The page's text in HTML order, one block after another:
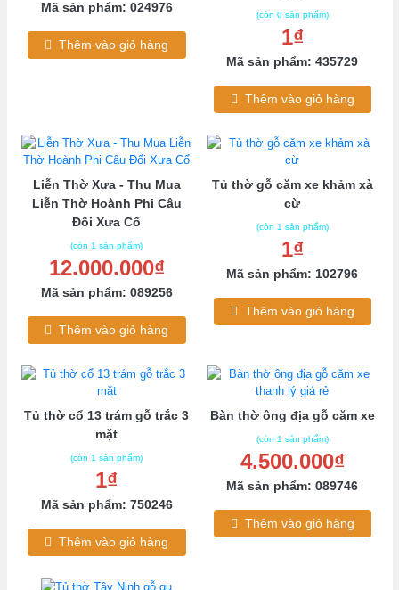
Mã sản phẩm: 024976
Thêm vào giỏ hàng
(còn 0 sản phẩm)
1₫
Mã sản phẩm: 435729
Thêm vào giỏ hàng
Liễn Thờ Xưa - Thu Mua
Liễn Thờ Hoành Phi Câu
Đối Xưa Cổ
(còn 1 sản phẩm)
12.000.000₫
Mã sản phẩm: 089256
Thêm vào giỏ hàng
Tủ thờ gỗ căm xe khảm xà
cừ
(còn 1 sản phẩm)
1₫
Mã sản phẩm: 102796
Thêm vào giỏ hàng
Tủ thờ cổ 13 trám gỗ trắc 3
mặt
(còn 1 sản phẩm)
1₫
Mã sản phẩm: 750246
Thêm vào giỏ hàng
Bàn thờ ông địa gỗ căm xe
(còn 1 sản phẩm)
4.500.000₫
Mã sản phẩm: 089746
Thêm vào giỏ hàng